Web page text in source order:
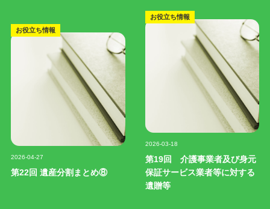
お役立ち情報
2026-04-27
第22回 遺産分割まとめ⑧
お役立ち情報
2026-03-18
第19回 介護事業者及び身元
保証サービス業者等に対する
遺贈等